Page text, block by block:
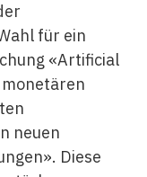
für ein
«Artificial
neuen
Diese